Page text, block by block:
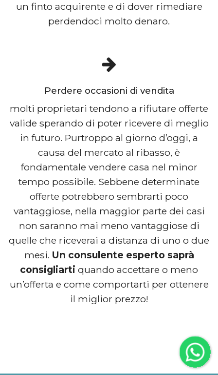
un finto acquirente e di dover rimediare
perdendoci molto denaro.
Perdere occasioni di vendita
molti proprietari tendono a rifiutare offerte
valide sperando di poter ricevere di meglio
in futuro. Purtroppo al giorno d’oggi, a
causa del mercato al ribasso, è
fondamentale vendere casa nel minor
tempo possibile. Sebbene determinate
offerte potrebbero sembrarti poco
vantaggiose, nella maggior parte dei casi
non saranno mai meno vantaggiose di
quelle che riceverai a distanza di uno o due
mesi. Un consulente esperto saprà
consigliarti quando accettare o meno
un’offerta e come comportarti per ottenere
il miglior prezzo!